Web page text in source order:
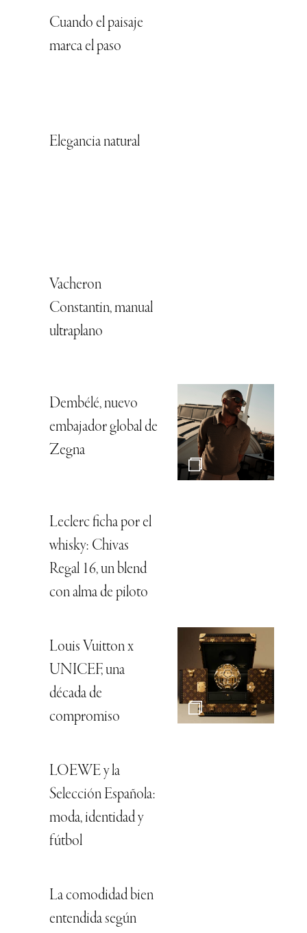
Cuando el paisaje
marca el paso
Elegancia natural
Vacheron
Constantin, manual
ultraplano
Dembélé, nuevo
embajador global de
Zegna
Leclerc ficha por el
whisky: Chivas
Regal 16, un blend
con alma de piloto
Louis Vuitton x
UNICEF, una
década de
compromiso
LOEWE y la
Selección Española:
moda, identidad y
fútbol
La comodidad bien
entendida según